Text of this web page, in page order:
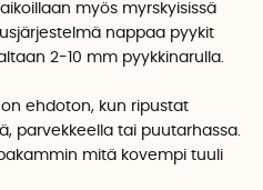
myös myrskyisissä
nappaa pyykit
2-10 mm pyykkinarulla.
ehdoton, kun ripustat
parvekkeella tai puutarhassa.
mitä kovempi tuuli